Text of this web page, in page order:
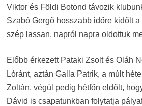
Viktor és Földi Botond távozik
Szabó Gergő hosszabb időre kidőlt
szép lassan, napról napra oldottuk
Előbb érkezett Pataki Zsolt és Oláh
Lóránt, aztán Galla Patrik, a múlt
Zoltán, végül pedig hétfőn eldőlt,
Dávid is csapatunkban folytatja